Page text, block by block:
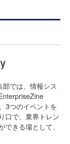
では、情報シス
3つのイベントを
口で、業界トレン
きる場として、